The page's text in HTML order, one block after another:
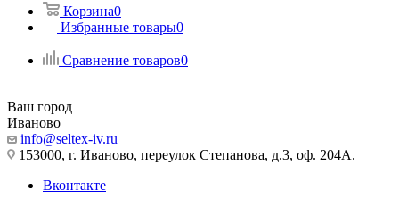
Корзина0
Избранные товары0
Сравнение товаров0
Ваш город
Иваново
info@seltex-iv.ru
153000, г. Иваново, переулок Степанова, д.3, оф. 204А.
Вконтакте